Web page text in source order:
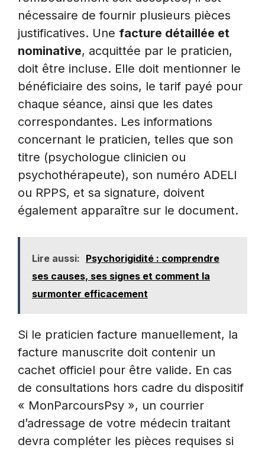
nécessaire de fournir plusieurs pièces
justificatives. Une facture détaillée et
nominative, acquittée par le praticien,
doit être incluse. Elle doit mentionner le
bénéficiaire des soins, le tarif payé pour
chaque séance, ainsi que les dates
correspondantes. Les informations
concernant le praticien, telles que son
titre (psychologue clinicien ou
psychothérapeute), son numéro ADELI
ou RPPS, et sa signature, doivent
également apparaître sur le document.
Lire aussi: Psychorigidité : comprendre
ses causes, ses signes et comment la
surmonter efficacement
Si le praticien facture manuellement, la
facture manuscrite doit contenir un
cachet officiel pour être valide. En cas
de consultations hors cadre du dispositif
« MonParcoursPsy », un courrier
d’adressage de votre médecin traitant
devra compléter les pièces requises si